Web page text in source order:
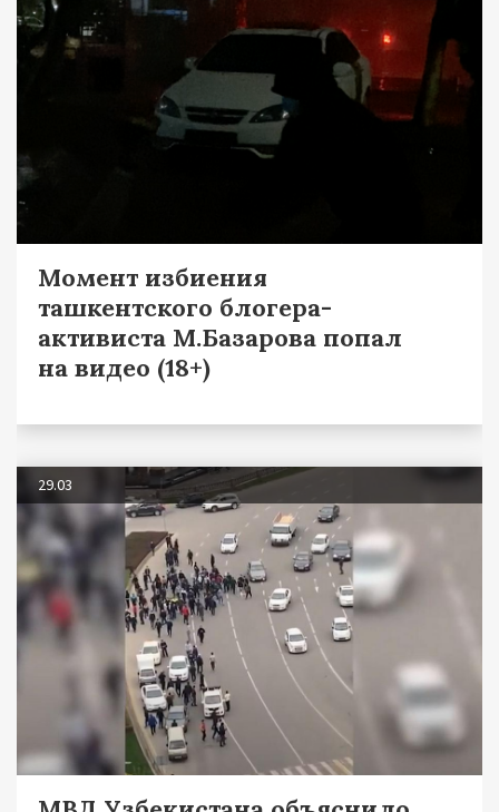
Момент избиения
ташкентского блогера-
активиста М.Базарова попал
на видео (18+)
29.03